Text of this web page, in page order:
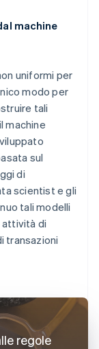
machine
uniformi per
modo per
tali
machine
sul
di
scientist e gli
tali modelli
attività di
transazioni
regole